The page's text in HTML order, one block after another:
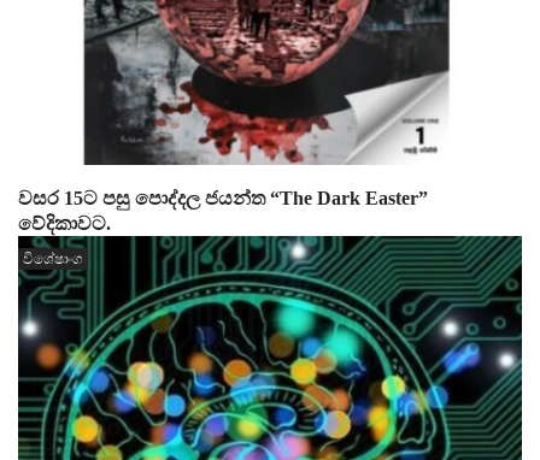
වසර 15ට පසු පොද්දල ජයන්ත “The Dark Easter”
වේදිකාවට.
විශේෂාංග